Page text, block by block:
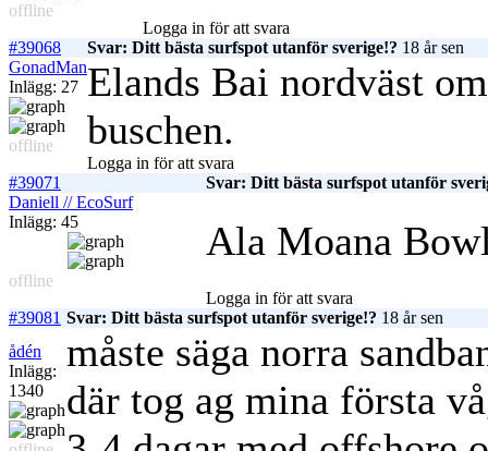
offline
Logga in för att svara
#39068
Svar: Ditt bästa surfspot utanför sverige!? 18 år sen
GonadMan
Inlägg: 27
offline
Elands Bai nordväst
buschen.
Logga in för att svara
#39071
Svar: Ditt bästa surfspot utanför
Daniell // EcoSurf
Inlägg: 45
offline
Ala Moana
Logga in för att svara
#39081 Svar: Ditt bästa surfspot utanför sverige!? 18 år sen
ådén
Inlägg:
1340
måste säga norra
där tog ag mina första